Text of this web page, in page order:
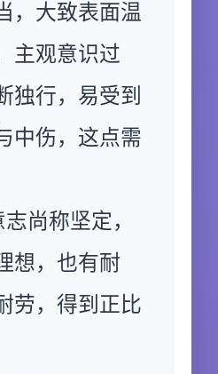
，大致表面温
主观意识过
独行，易受到
中伤，这点需
尚称坚定，
想，也有耐
劳，得到正比